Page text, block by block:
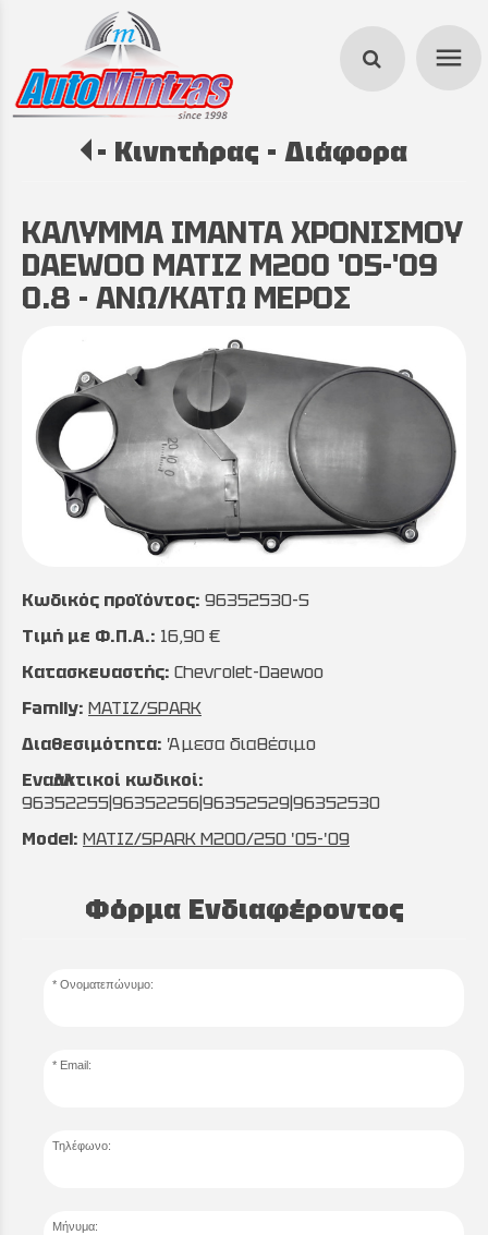
menu
search
- Κινητήρας - Διάφορα
ΚΑΛΥΜΜΑ ΙΜΑΝΤΑ ΧΡΟΝΙΣΜΟΥ
DAEWOO MATIZ M200 '05-'09
0.8 - ΑΝΩ/ΚΑΤΩ ΜΕΡΟΣ
Κωδικός προϊόντος: 96352530-S
Τιμή με Φ.Π.Α.: 16,90 €
Κατασκευαστής: Chevrolet-Daewoo
Family: MATIZ/SPARK
Διαθεσιμότητα: Άμεσα διαθέσιμο
Εναλλακτικοί κωδικοί:
96352255|96352256|96352529|96352530
Model: MATIZ/SPARK M200/250 '05-'09
Φόρμα Ενδιαφέροντος
Ονοματεπώνυμο:
Email:
Τηλέφωνο:
Μήνυμα: